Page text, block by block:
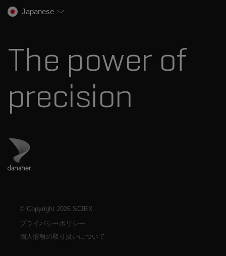
スペクトルライブラリ
キャリア
プレスリリース
Japanese
The power of
precision
ダナハーのサイトにアクセス
© Copyright 2026 SCIEX
プライバシーポリシー
個人情報の取り扱いについて